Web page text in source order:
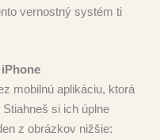
vernostný systém ti
mobilnú aplikáciu, ktorá
si ich úplne
z obrázkov nižšie: